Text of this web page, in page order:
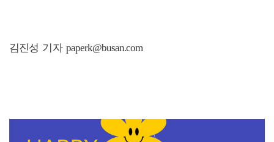
김진성 기자 paperk@busan.com